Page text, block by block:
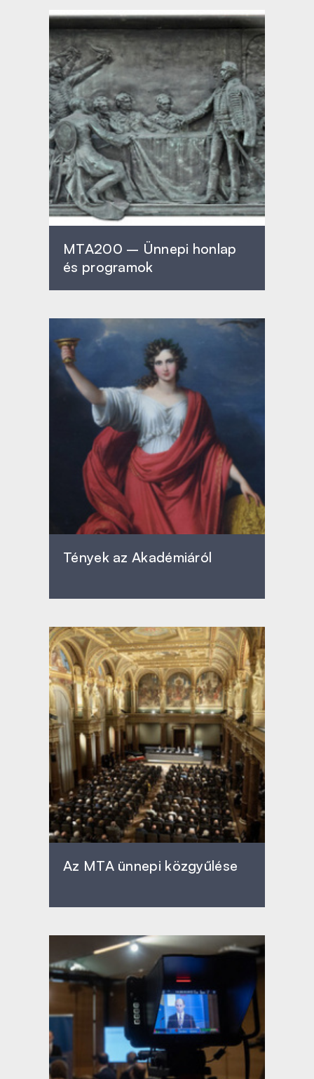
MTA200 – Ünnepi honlap
és programok
Tények az Akadémiáról
Az MTA ünnepi közgyűlése